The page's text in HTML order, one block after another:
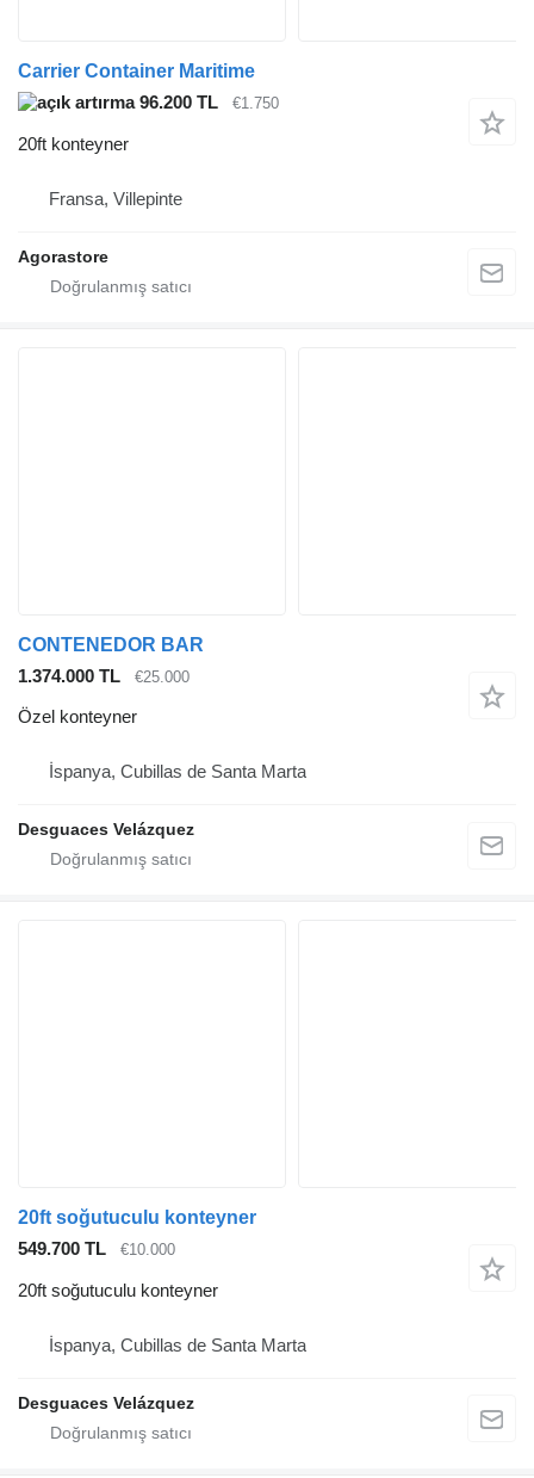
Carrier Container Maritime
96.200 TL
€1.750
20ft konteyner
Fransa, Villepinte
Agorastore
CONTENEDOR BAR
1.374.000 TL
€25.000
Özel konteyner
İspanya, Cubillas de Santa Marta
Desguaces Velázquez
20ft soğutuculu konteyner
549.700 TL
€10.000
20ft soğutuculu konteyner
İspanya, Cubillas de Santa Marta
Desguaces Velázquez